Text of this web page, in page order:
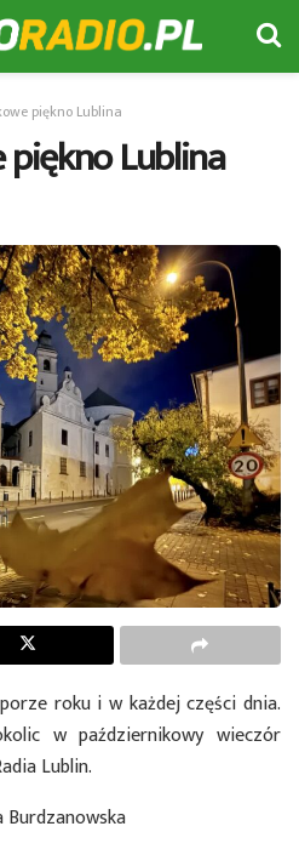
piękno Lublina
Lublina
roku i w każdej części dnia.
w październikowy wieczór
Lublin.
Burdzanowska